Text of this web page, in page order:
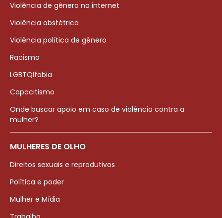
Violência de gênero na internet
Violência obstétrica
Violência política de gênero
Racismo
LGBTQIfobia
Capacitismo
Onde buscar apoio em caso de violência contra a
mulher?
MULHERES DE OLHO
Direitos sexuais e reprodutivos
Política e poder
Mulher e Mídia